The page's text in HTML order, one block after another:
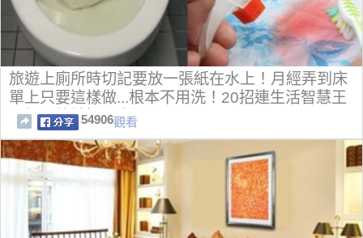
旅遊上廁所時切記要放一張紙在水上！月經弄到床
單上只要這樣做...根本不用洗！20招連生活智慧王
都佩服的妙招，太絕了！
54906觀看